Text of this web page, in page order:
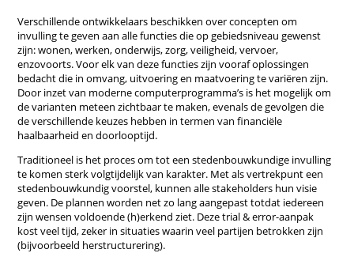
Verschillende ontwikkelaars beschikken over concepten om
invulling te geven aan alle functies die op gebiedsniveau gewenst
zijn: wonen, werken, onderwijs, zorg, veiligheid, vervoer,
enzovoorts. Voor elk van deze functies zijn vooraf oplossingen
bedacht die in omvang, uitvoering en maatvoering te variëren zijn.
Door inzet van moderne computerprogramma’s is het mogelijk om
de varianten meteen zichtbaar te maken, evenals de gevolgen die
de verschillende keuzes hebben in termen van financiële
haalbaarheid en doorlooptijd.
Traditioneel is het proces om tot een stedenbouwkundige invulling
te komen sterk volgtijdelijk van karakter. Met als vertrekpunt een
stedenbouwkundig voorstel, kunnen alle stakeholders hun visie
geven. De plannen worden net zo lang aangepast totdat iedereen
zijn wensen voldoende (h)erkend ziet. Deze trial & error-aanpak
kost veel tijd, zeker in situaties waarin veel partijen betrokken zijn
(bijvoorbeeld herstructurering).